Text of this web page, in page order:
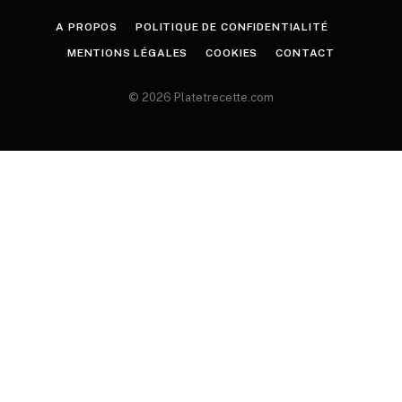
A PROPOS POLITIQUE DE CONFIDENTIALITÉ
MENTIONS LÉGALES COOKIES CONTACT
© 2026 Platetrecette.com